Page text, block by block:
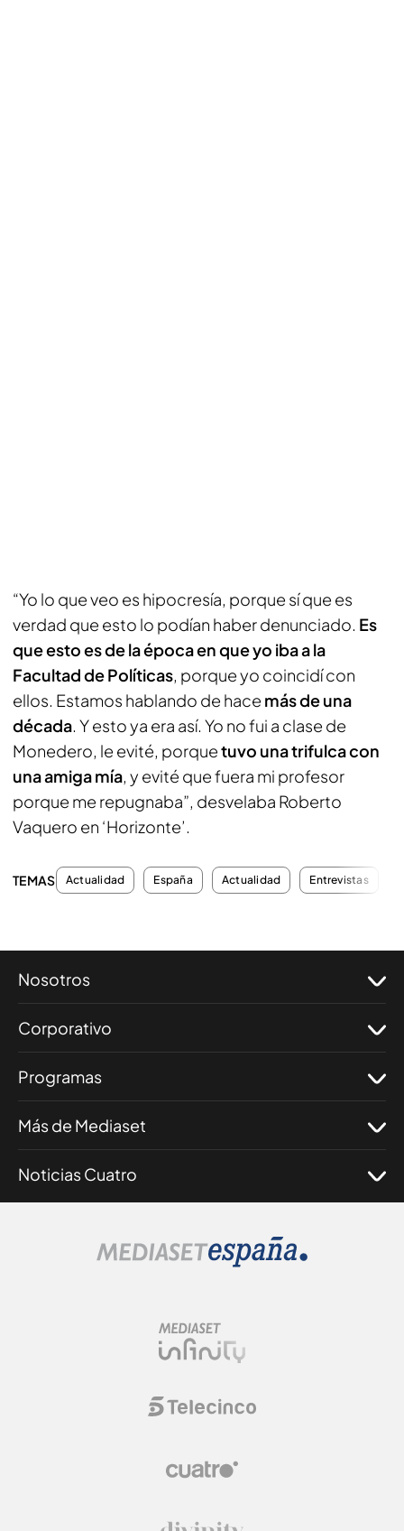
“Yo lo que veo es hipocresía, porque sí que es
verdad que esto lo podían haber denunciado. Es
que esto es de la época en que yo iba a la
Facultad de Políticas, porque yo coincidí con
ellos. Estamos hablando de hace más de una
década. Y esto ya era así. Yo no fui a clase de
Monedero, le evité, porquetuvo una trifulca con
una amiga mía, y evité que fuera mi profesor
porque me repugnaba”, desvelaba Roberto
Vaquero en ‘Horizonte’.
TEMAS Actualidad España Actualidad Entrevistas
Nosotros
Corporativo
Programas
Más de Mediaset
Noticias Cuatro